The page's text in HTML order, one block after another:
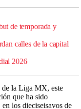
de temporada y
calles de la capital
2026
de la Liga MX, este
que ha sido
los dieciseisavos de